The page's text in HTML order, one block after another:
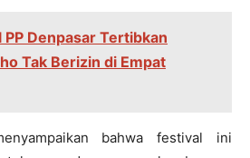
PP Denpasar Tertibkan
Tak Berizin di Empat
bahwa festival ini